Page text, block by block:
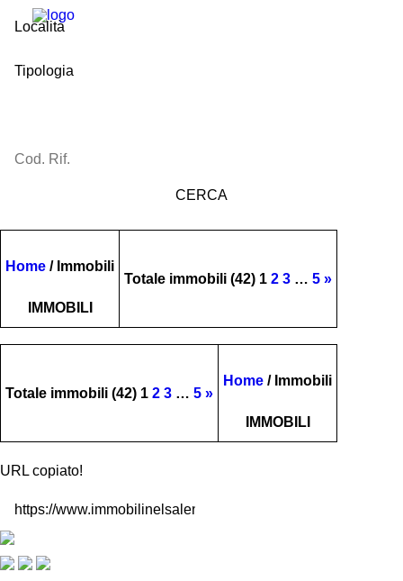
Home / Immobili
IMMOBILI
Totale immobili (42) 1 2 3 … 5 »
Totale immobili (42) 1 2 3 … 5 »
Home / Immobili
IMMOBILI
URL copiato!